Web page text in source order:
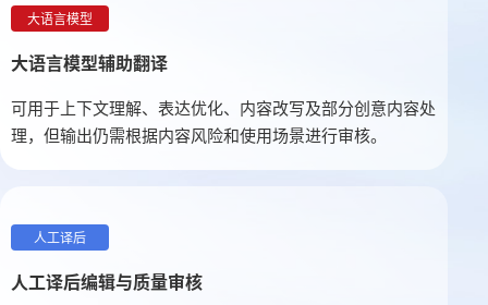
大语言模型
大语言模型辅助翻译
可用于上下文理解、表达优化、内容改写及部分创意内容处
理，但输出仍需根据内容风险和使用场景进行审核。
人工译后
人工译后编辑与质量审核